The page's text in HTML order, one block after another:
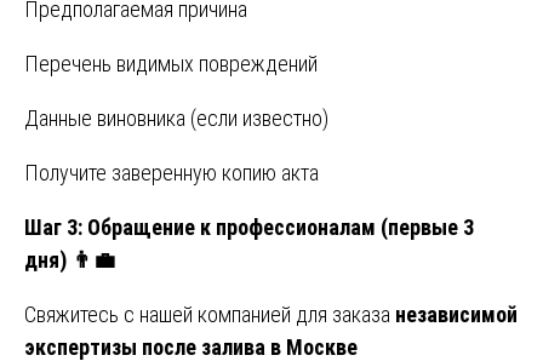
Предполагаемая причина
Перечень видимых повреждений
Данные виновника (если известно)
Получите заверенную копию акта
Шаг 3: Обращение к профессионалам (первые 3
дня) 👨💼
Свяжитесь с нашей компанией для заказа независимой
экспертизы после залива в Москве